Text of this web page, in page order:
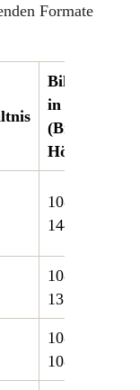
Formate
Bildgröße
in Pixel
(Breite x
Höhe)
1080 ×
1440
1080 ×
1350
1080 ×
1080